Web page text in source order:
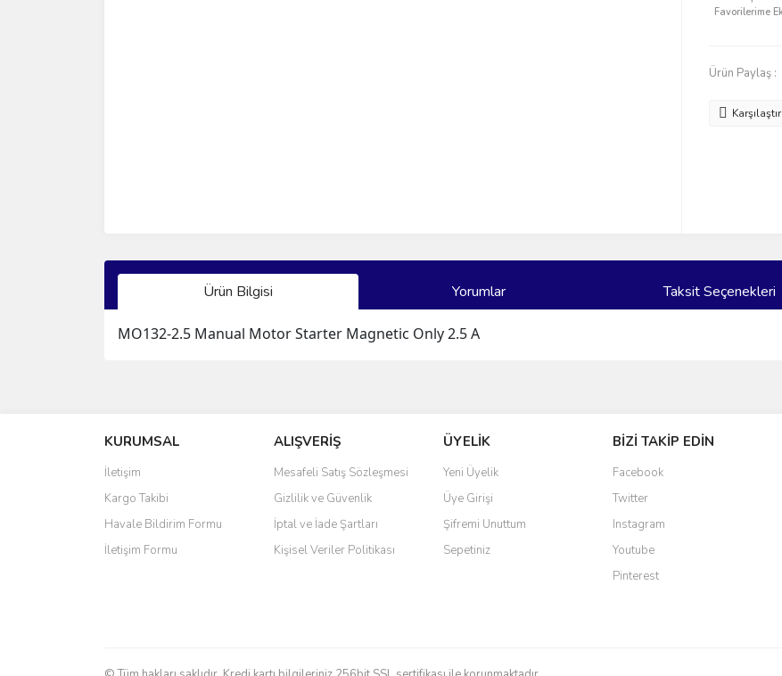
Ürün Paylaş :
Karşılaştır
Ürün Bilgisi Yorumlar Taksit Seçenekleri
MO132-2.5 Manual Motor Starter Magnetic Only 2.5 A
Ürün resmi kalitesiz, bozuk veya görüntülenemiyor.
Ürün açıklamasında eksik bilgiler bulunuyor.
Ürün bilgilerinde hatalar bulunuyor.
Ürün fiyatı diğer sitelerden daha pahalı.
Bu ürüne benzer farklı alternatifler olmalı.
KURUMSAL
İletişim
Kargo Takibi
Havale Bildirim Formu
İletişim Formu
ALIŞVERİŞ
Mesafeli Satış Sözleşmesi
Gizlilik ve Güvenlik
İptal ve İade Şartları
Kişisel Veriler Politikası
ÜYELİK
Yeni Üyelik
Üye Girişi
Şifremi Unuttum
Sepetiniz
BİZİ TAKİP EDİN
Facebook
Twitter
Instagram
Youtube
Pinterest